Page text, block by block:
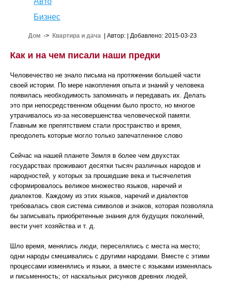
Бизнес
Дом -> Квартира и дача | Автор: | Добавлено: 2015-03-23
Как и на чем писали наши предки
Человечество не знало письма на протяжении большей части
своей истории. По мере накопления опыта и знаний у человека
появилась необходимость запоминать и передавать их. Делать
это при непосредственном общении было просто, но многое
утрачивалось из-за несовершенства человеческой памяти.
Главным же препятствием стали пространство и время,
преодолеть которые могло только запечатленное слово
Сейчас на нашей планете Земля в более чем двухстах
государствах проживают десятки тысяч различных народов и
народностей, у которых за прошедшие века и тысячелетия
сформировалось великое множество языков, наречий и
диалектов. Каждому из этих языков, наречий и диалектов
требовалась своя система символов и знаков, которая позволяла
бы записывать приобретенные знания для будущих поколений,
вести учет хозяйства и т. д.
Шло время, менялись люди, переселялись с места на место;
одни народы смешивались с другими народами. Вместе с этими
процессами изменялись и языки, а вместе с языками изменялась
и письменность; от наскальных рисунков древних людей,